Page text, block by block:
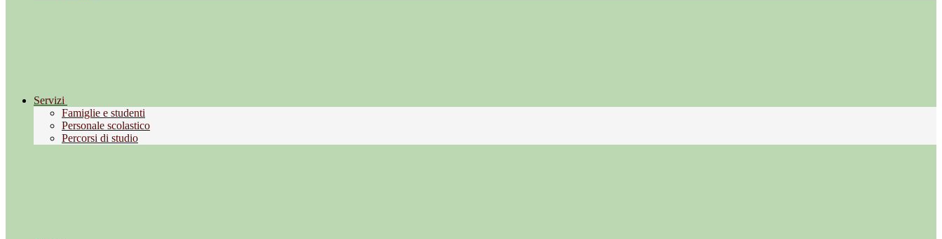
Servizi
Famiglie e studenti
Personale scolastico
Percorsi di studio